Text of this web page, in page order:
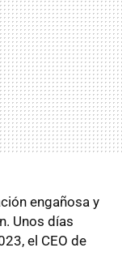
engañosa y
Unos días
el CEO de